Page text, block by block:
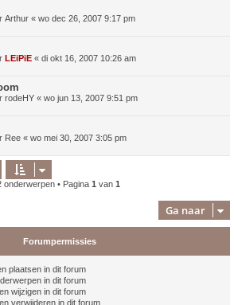
Arthur « wo dec 26, 2007 9:17 pm
LEiPiE « di okt 16, 2007 10:26 am
rodeHY « wo jun 13, 2007 9:51 pm
Ree « wo mei 30, 2007 3:05 pm
onderwerpen • Pagina 1 van 1
Ga naar
Forumpermissies
plaatsen in dit forum
in dit forum
wijzigen in dit forum
verwijderen in dit forum